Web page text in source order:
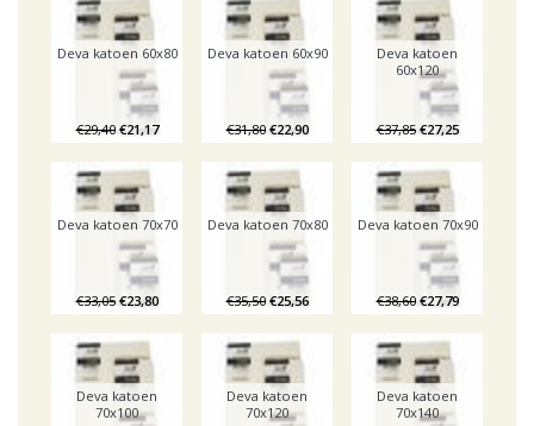
Deva katoen 60x80
€29,40 €21,17
Deva katoen 60x90
€31,80 €22,90
Deva katoen
60x120
€37,85 €27,25
Deva katoen 70x70
€33,05 €23,80
Deva katoen 70x80
€35,50 €25,56
Deva katoen 70x90
€38,60 €27,79
Deva katoen
70x100
Deva katoen
70x120
Deva katoen
70x140